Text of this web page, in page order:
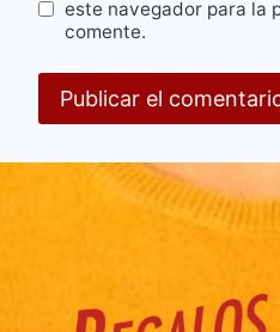
este navegador para la
comente.